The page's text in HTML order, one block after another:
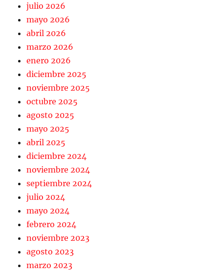
julio 2026
mayo 2026
abril 2026
marzo 2026
enero 2026
diciembre 2025
noviembre 2025
octubre 2025
agosto 2025
mayo 2025
abril 2025
diciembre 2024
noviembre 2024
septiembre 2024
julio 2024
mayo 2024
febrero 2024
noviembre 2023
agosto 2023
marzo 2023